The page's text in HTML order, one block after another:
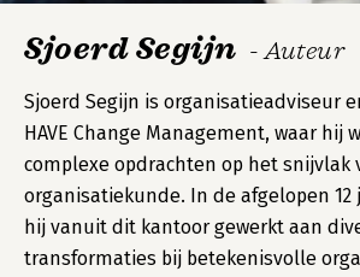
Sjoerd Segijn - Auteur
Sjoerd Segijn is organisatieadviseur
HAVE Change Management, waar hij
complexe opdrachten op het snijvlak
organisatiekunde. In de afgelopen 12
hij vanuit dit kantoor gewerkt aan
transformaties bij betekenisvolle